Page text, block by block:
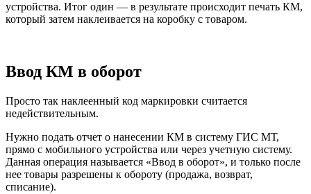
устройства. Итог один — в результате происходит печать КМ,
который затем наклеивается на коробку с товаром.
Ввод КМ в оборот
Просто так наклеенный код маркировки считается
недействительным.
Нужно подать отчет о нанесении КМ в систему ГИС МТ,
прямо с мобильного устройства или через учетную систему.
Данная операция называется «Ввод в оборот», и только после
нее товары разрешены к обороту (продажа, возврат,
списание).